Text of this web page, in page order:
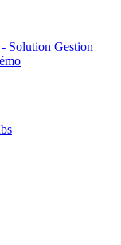
Solution Gestion